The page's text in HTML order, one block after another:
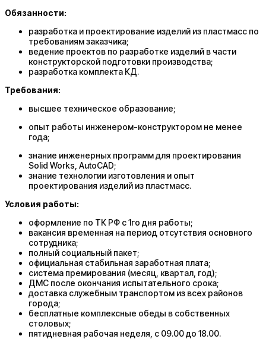
Обязанности:
разработка и проектирование изделий из пластмасс по
требованиям заказчика;
ведение проектов по разработке изделий в части
конструкторской подготовки производства;
разработка комплекта КД.
Требования:
высшее техническое образование;
опыт работы инженером-конструктором не менее
года;
знание инженерных программ для проектирования
Solid Works, AutoCAD;
знание технологии изготовления и опыт
проектирования изделий из пластмасс.
Условия работы:
оформление по ТК РФ с 1го дня работы;
вакансия временная на период отсутствия основного
сотрудника;
полный социальный пакет;
официальная стабильная заработная плата;
система премирования (месяц, квартал, год);
ДМС после окончания испытательного срока;
доставка служебным транспортом из всех районов
города;
бесплатные комплексные обеды в собственных
столовых;
пятидневная рабочая неделя, с 09.00 до 18.00.